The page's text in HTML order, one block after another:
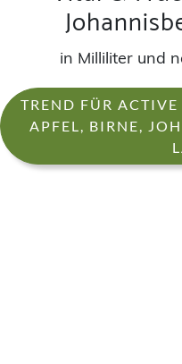
in Milliliter und
TREND FÜR
APFEL, BIRNE,